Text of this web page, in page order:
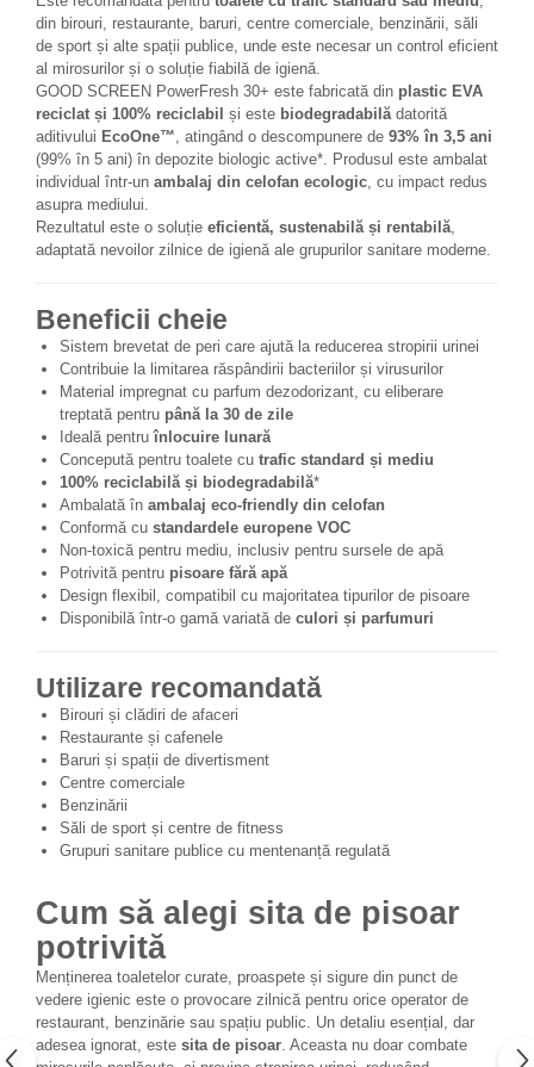
din birouri, restaurante, baruri, centre comerciale, benzinării, săli
de sport și alte spații publice, unde este necesar un control eficient
al mirosurilor și o soluție fiabilă de igienă.
GOOD SCREEN PowerFresh 30+ este fabricată din plastic EVA
reciclat și 100% reciclabil și este biodegradabilă datorită
aditivului EcoOne™ , atingând o descompunere de 93% în 3,5 ani
(99% în 5 ani) în depozite biologic active*. Produsul este ambalat
individual într-un ambalaj din celofan ecologic , cu impact redus
asupra mediului.
Rezultatul este o soluție eficientă, sustenabilă și rentabilă
adaptată nevoilor zilnice de igienă ale grupurilor sanitare moderne.
Beneficii cheie
Sistem brevetat de peri care ajută la reducerea stropirii urinei
Contribuie la limitarea răspândirii bacteriilor și virusurilor
Material impregnat cu parfum dezodorizant, cu eliberare
treptată pentru până la 30 de zile
Ideală pentruînlocuire lunară
Concepută pentru toalete cu trafic standard și mediu
100% reciclabilă și biodegradabilă*
Ambalată în ambalaj eco-friendly din celofan
Conformă cu standardele europene VOC
Non-toxică pentru mediu, inclusiv pentru sursele de apă
Potrivită pentru pisoare fără apă
Design flexibil, compatibil cu majoritatea tipurilor de pisoare
Disponibilă într-o gamă variată de culori și parfumuri
Utilizare recomandată
Birouri și clădiri de afaceri
Restaurante și cafenele
Baruri și spații de divertisment
Centre comerciale
Benzinării
Săli de sport și centre de fitness
Grupuri sanitare publice cu mentenanță regulată
Cum să alegi sita de pisoar
potrivită
Menținerea toaletelor curate, proaspete și sigure din punct de
vedere igienic este o provocare zilnică pentru orice operator de
restaurant, benzinărie sau spațiu public. Un detaliu esențial, dar
adesea ignorat, este sita de pisoar . Aceasta nu doar combate